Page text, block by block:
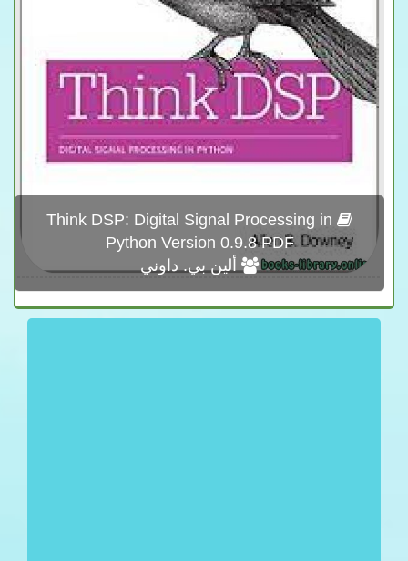
Think DSP: Digital Signal Processing in
Python Version 0.9.8 PDF
ألين بي. داوني